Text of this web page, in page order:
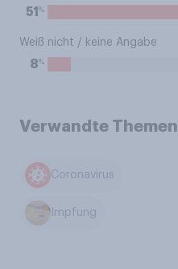
51 %
Weiß nicht / keine Angabe
8%
Verwandte Themen
Coronavirus
Impfung